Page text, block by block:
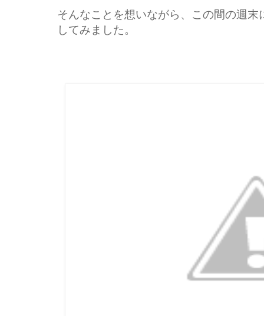
そんなことを想いながら、この間の週
してみました。